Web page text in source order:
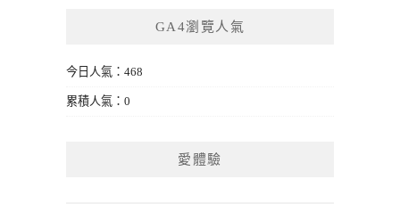
GA4瀏覽人氣
今日人氣：468
累積人氣：0
愛體驗